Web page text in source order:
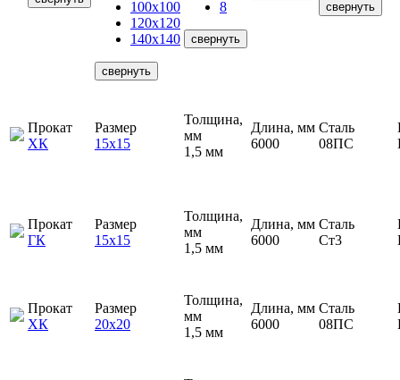
100х100
120х120
140х140
свернуть
8
свернуть
свернуть
Прокат
ХК
Размер
15х15
Толщина,
мм
1,5 мм
Длина, мм
6000
Сталь
08ПС
Прокат
ГК
Размер
15х15
Толщина,
мм
1,5 мм
Длина, мм
6000
Сталь
Ст3
Прокат
ХК
Размер
20х20
Толщина,
мм
1,5 мм
Длина, мм
6000
Сталь
08ПС